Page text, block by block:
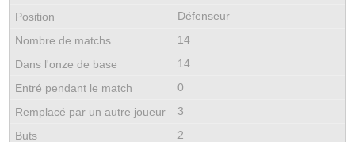
Défenseur
14
14
0
3
2